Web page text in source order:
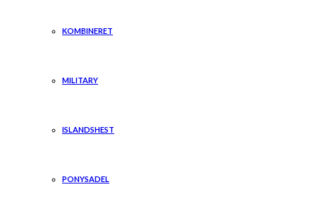
KOMBINERET
MILITARY
ISLANDSHEST
PONYSADEL